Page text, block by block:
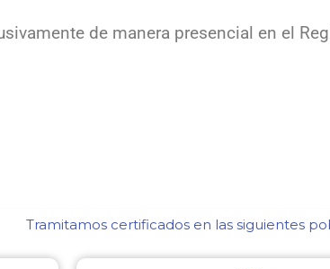
de manera presencial en el
Tramitamos certificados en las siguientes